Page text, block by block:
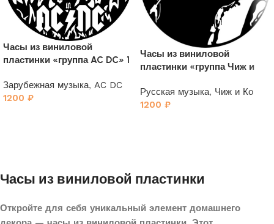
Часы из виниловой
пластинки «группа AC DC» 1
Зарубежная музыка, AC DC
1200 ₽
Часы из виниловой
пластинки «группа Чиж и
Русская музыка, Чиж и Ко
1200 ₽
Часы из виниловой пластинки
Откройте для себя уникальный элемент домашнего